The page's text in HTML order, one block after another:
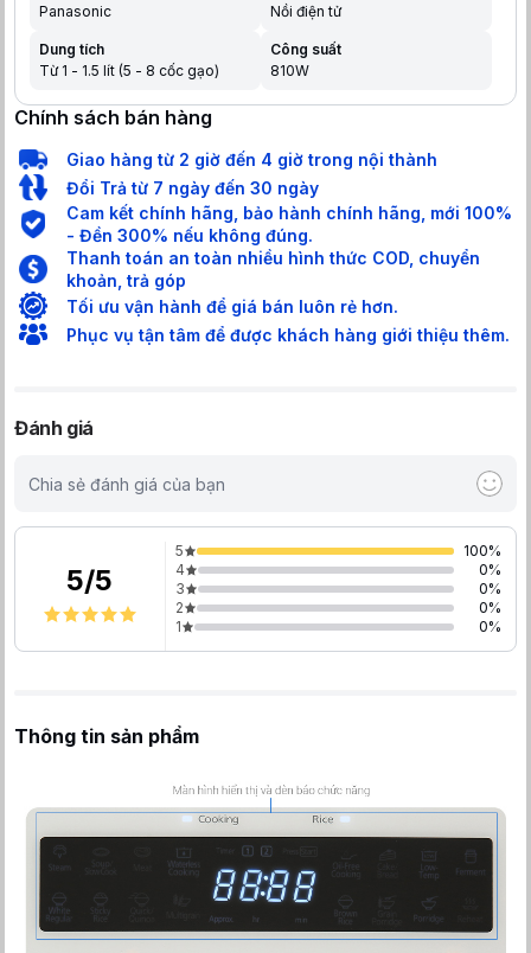
Panasonic
Nồi điện tử
Dung tích
Từ 1 - 1.5 lít (5 - 8 cốc gạo)
Công suất
810W
Chính sách bán hàng
Giao hàng từ 2 giờ đến 4 giờ trong nội thành
Đổi Trả từ 7 ngày đến 30 ngày
Cam kết chính hãng, bảo hành chính hãng, mới 100%
- Đền 300% nếu không đúng.
Thanh toán an toàn nhiều hình thức COD, chuyển
khoản, trả góp
Tối ưu vận hành để giá bán luôn rẻ hơn.
Phục vụ tận tâm để được khách hàng giới thiệu thêm.
Đánh giá
Chia sẻ đánh giá của bạn
5/5
5 100%
4
0%
3
0%
2
0%
1
0%
Thông tin sản phẩm